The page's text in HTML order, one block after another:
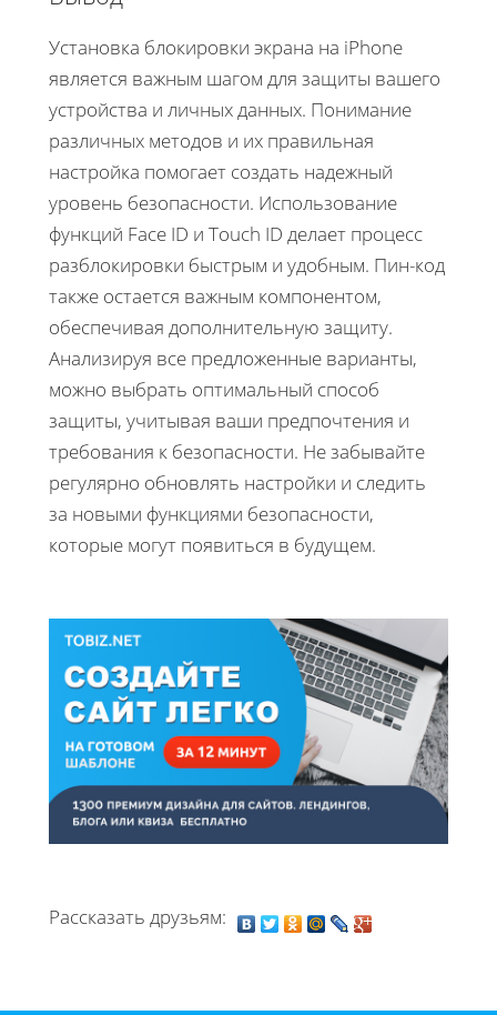
Установка блокировки экрана на iPhone
является важным шагом для защиты вашего
устройства и личных данных. Понимание
различных методов и их правильная
настройка помогает создать надежный
уровень безопасности. Использование
функций Face ID и Touch ID делает процесс
разблокировки быстрым и удобным. Пин-код
также остается важным компонентом,
обеспечивая дополнительную защиту.
Анализируя все предложенные варианты,
можно выбрать оптимальный способ
защиты, учитывая ваши предпочтения и
требования к безопасности. Не забывайте
регулярно обновлять настройки и следить
за новыми функциями безопасности,
которые могут появиться в будущем.
Рассказать друзьям: